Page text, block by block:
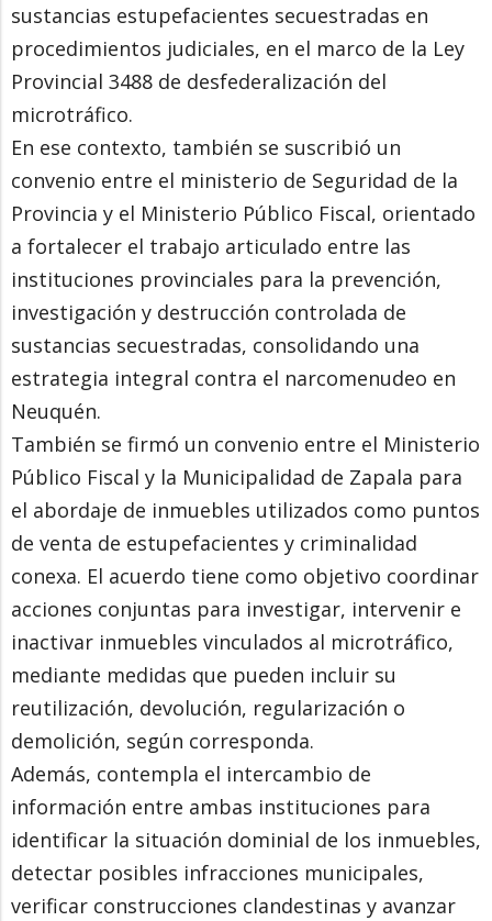
sustancias estupefacientes secuestradas en
procedimientos judiciales, en el marco de la Ley
Provincial 3488 de desfederalización del
microtráfico.
En ese contexto, también se suscribió un
convenio entre el ministerio de Seguridad de la
Provincia y el Ministerio Público Fiscal, orientado
a fortalecer el trabajo articulado entre las
instituciones provinciales para la prevención,
investigación y destrucción controlada de
sustancias secuestradas, consolidando una
estrategia integral contra el narcomenudeo en
Neuquén.
También se firmó un convenio entre el Ministerio
Público Fiscal y la Municipalidad de Zapala para
el abordaje de inmuebles utilizados como puntos
de venta de estupefacientes y criminalidad
conexa. El acuerdo tiene como objetivo coordinar
acciones conjuntas para investigar, intervenir e
inactivar inmuebles vinculados al microtráfico,
mediante medidas que pueden incluir su
reutilización, devolución, regularización o
demolición, según corresponda.
Además, contempla el intercambio de
información entre ambas instituciones para
identificar la situación dominial de los inmuebles,
detectar posibles infracciones municipales,
verificar construcciones clandestinas y avanzar